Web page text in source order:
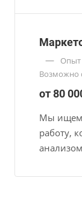
— Опыт
Возможно
от 80
Мы ищем
работу,